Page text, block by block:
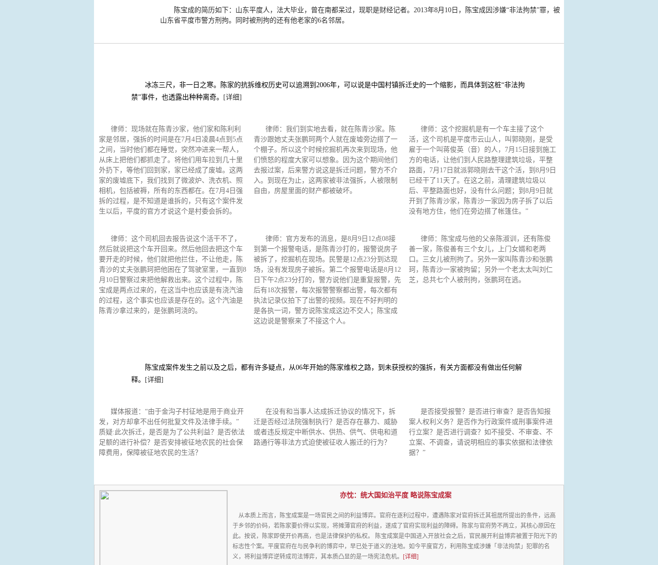
陈宝成的简历如下：山东平度人，法大毕业，曾在南都呆过，现职是财经记者。2013年8月10日，陈宝成因涉嫌“非法拘禁”罪，被
山东省平度市警方刑拘。同时被刑拘的还有他老家的6名邻居。
冰冻三尺，非一日之寒。陈家的抗拆维权历史可以追溯到2006年，可以说是中国村镇拆迁史的一个缩影，而具体到这桩“非法拘
禁”事件，也透露出种种离奇。
[详细]
律师：现场就在陈青沙家，他们家和陈利利
家是邻居，强拆的时间是在7月4日凌晨4点到5点
之间，当时他们都在睡觉，突然冲进来一帮人，
从床上把他们都抓走了。将他们用车拉到几十里
外扔下，等他们回到家，家已经成了废墟。这两
家的废墟底下，我们找到了微波炉、洗衣机、照
相机，包括被褥，所有的东西都在。在7月4日强
拆的过程，是不知道是谁拆的，只有这个案件发
生以后，平度的官方才说这个是村委会拆的。
律师：我们到实地去看，就在陈青沙家。陈
青沙跟她丈夫张鹏珂两个人就在废墟旁边搭了一
个棚子。所以这个时候挖掘机再次来到现场，他
们愤怒的程度大家可以想象。因为这个期间他们
去报过案，后来警方说这是拆迁问题，警方不介
入。到现在为止，这两家被非法强拆，人被限制
自由，房屋里面的财产都被破坏。
律师：这个挖掘机是有一个车主接了这个
活，这个司机是平度市云山人，叫郭晓刚，是受
雇于一个叫蒋俊英（音）的人，7月15日接到施工
方的电话，让他们到人民路整理建筑垃圾，平整
路面，7月17日就派郭晓刚去干这个活，到8月9日
已经干了11天了。在这之前，清理建筑垃圾以
后、平整路面也好，没有什么问题；到8月9日就
开到了陈青沙家，陈青沙一家因为房子拆了以后
没有地方住，他们在旁边搭了帐篷住。”
律师：这个司机回去报告说这个活干不了，
然后就说把这个车开回来。然后他回去把这个车
要开走的时候，他们就把他拦住，不让他走，陈
青沙的丈夫张鹏珂把他困在了驾驶室里，一直到8
月10日警察过来把他解救出来。这个过程中，陈
宝成是两点过来的，在这当中也应该是有浇汽油
的过程，这个事实也应该是存在的。这个汽油是
陈青沙拿过来的，是张鹏珂浇的。
律师：官方发布的消息，是8月9日12点08接
到第一个报警电话，是陈青沙打的，报警说房子
被拆了，挖掘机在现场。民警是12点23分到达现
场，没有发现房子被拆。第二个报警电话是8月12
日下午2点23分打的，警方说他们是重复报警，先
后有18次报警，每次报警警察都出警，每次都有
执法记录仪拍下了出警的视频。现在不好判明的
是各执一词，警方说陈宝成这边不交人；陈宝成
这边说是警察来了不接这个人。
律师：陈宝成与他的父亲陈淑训，还有陈俊
善一家，陈俊善有三个女儿，上门女婿和老两
口。三女儿被刑拘了。另外一家叫陈青沙和张鹏
珂，陈青沙一家被拘留；另外一个老太太叫刘仁
芝，总共七个人被刑拘，张鹏珂在逃。
陈宝成案件发生之前以及之后，都有许多疑点，从06年开始的陈家维权之路，到未获授权的强拆，有关方面都没有做出任何解
释。
[详细]
媒体报道：“由于金沟子村征地是用于商业开
发，对方却拿不出任何批复文件及法律手续。”
质疑:此次拆迁，是否是为了公共利益？是否依法
足额的进行补偿？是否安排被征地农民的社会保
障费用，保障被征地农民的生活？
在没有和当事人达成拆迁协议的情况下，拆
迁是否经过法院强制执行？是否存在暴力、威胁
或者违反规定中断供水、供热、供气、供电和道
路通行等非法方式迫使被征收人搬迁的行为？
是否接受报警？是否进行审查？是否告知报
案人权利义务？是否作为行政案件或刑事案件进
行立案？是否进行调查？如不接受、不审查、不
立案、不调查，请说明相应的事实依据和法律依
据？”
亦忱：统大国如治平度 略说陈宝成案
从本质上而言，陈宝成案是一场官民之间的利益博弈。官府在逐利过程中，遭遇陈家对官府拆迁其祖居所提出的条件，远高
于乡邻的价码，若陈家要价得以实现，将摊薄官府的利益，遂成了官府实现利益的障碍。陈家与官府势不两立，其核心原因在
此。按说，陈家即使开价再高，也是法律保护的私权。 陈宝成案是中国进入开放社会之后，官民展开利益博弈被置于阳光下的
标志性个案。平度官府在与民争利的博弈中，早已处于道义的洼地。如今平度官方，利用陈宝成涉嫌「非法拘禁」犯罪的名
义，将利益博弈逆转成司法博弈，其本质凸显的是一场宪法危机。 [详细]